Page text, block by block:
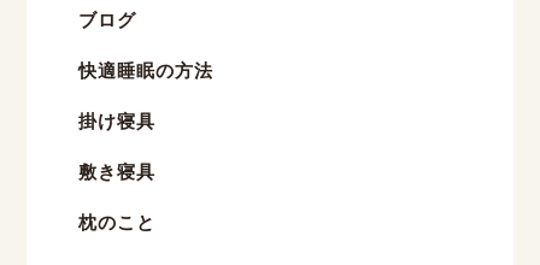
ブログ
快適睡眠の方法
掛け寝具
敷き寝具
枕のこと